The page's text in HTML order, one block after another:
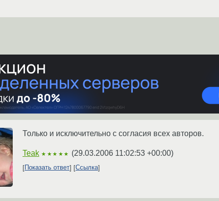
Только и исключительно с согласия всех авторов.
Teak ★★★★★ (29.03.2006 11:02:53 +00:00)
Показать ответ Ссылка